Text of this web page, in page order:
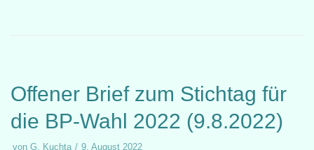
Offener Brief zum Stichtag für
die BP-Wahl 2022 (9.8.2022)
von G. Kuchta 9. August 2022